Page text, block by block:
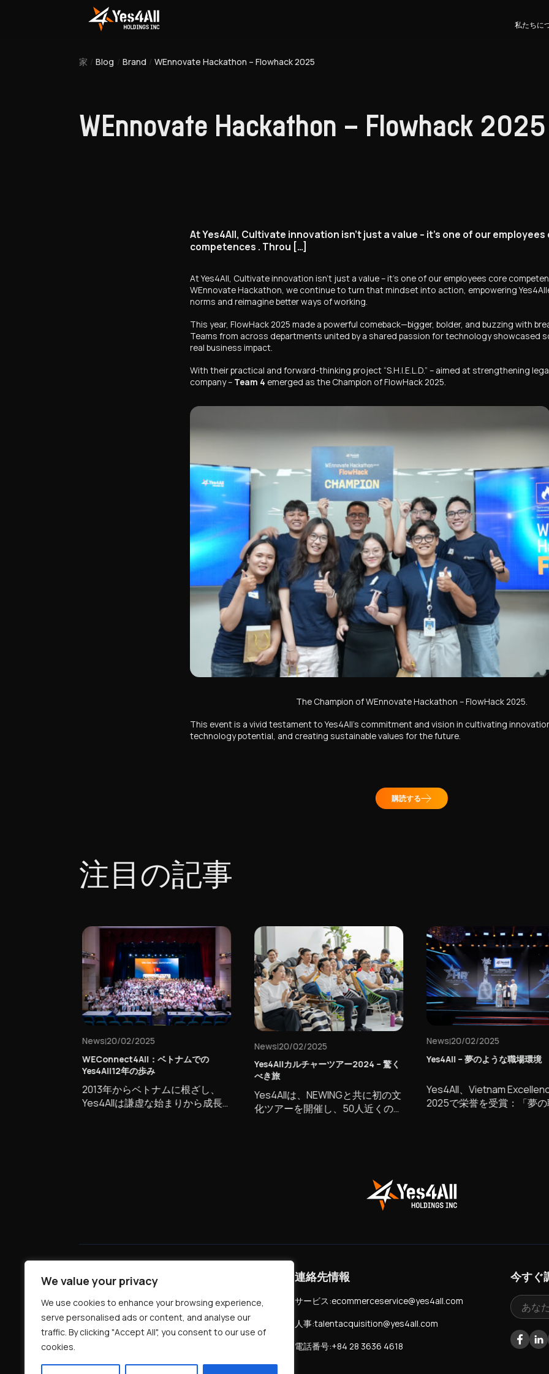
We value your privacy
We use cookies to enhance your browsing experience,
serve personalised ads or content, and analyse our
traffic. By clicking "Accept All", you consent to our use of
cookies.
私たちに
家 / Blog / Brand / WEnnovate Hackathon – Flowhack 2025
WEnnovate Hackathon – Flowhack 2025
At Yes4All, Cultivate innovation isn’t just a value – it’s one of our employees
competences . Throu […]
At Yes4All, Cultivate innovation isn’t just a value – it’s one of our employees core
WEnnovate Hackathon , we continue to turn that mindset into action, empowering
norms and reimagine better ways of working.
This year,FlowHack 2025 made a powerful comeback—bigger, bolder, and buzzing with
Teams from across departments united by a shared passion for technology showcased
real business impact.
With their practical and forward-thinking project“S.H.I.E.L.D.” – aimed at strengthening
company – Team 4 emerged as the Champion ofFlowHack 2025
The Champion of WEnnovate Hackathon – FlowHack 2025.
This event is a vivid testament to Yes4All’s commitment and vision in cultivating
technology potential, and creating sustainable values for the future.
購読する
注目の記事
News|20/02/2025
WEConnect4All：ベトナムでの
Yes4All12年の歩み
2013年からベトナムに根ざし、
Yes4Allは謙虚な始まりから成長
News|20/02/2025
Yes4Allカルチャーツアー2024 – 驚く
べき旅
Yes4Allは、NEWINGと共に初の文
化ツアーを開催し、50人近くの
目指すというコミットメントを再
とを共に証明しました。
News|20/02/2025
Yes4All – 夢のような職場環境
Yes4All、Vietnam
2025で栄誉を受賞：「夢の
オフィス所在地
ベトナムホーチミン市フーニャン区9街区ホンハ通り
127 2階
アメリカ :3172 Nasa street, Unit A, Brea, CA 92821
連絡先情報
サービス:ecommerceservice@yes4all.com
人事:talentacquisition@yes4all.com
電話番号:+84 28 3636 4618
今すぐ